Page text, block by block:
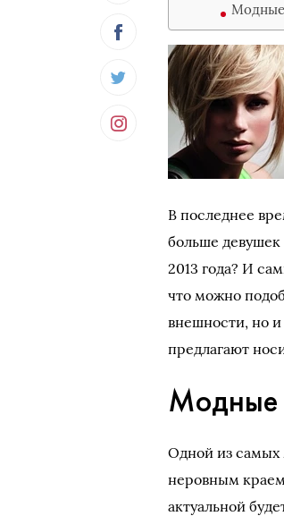
Модные
В последнее
больше девушек
2013 года? И
что можно
внешности, но и
предлагают
Модные
Одной из самых
неровным
актуальной